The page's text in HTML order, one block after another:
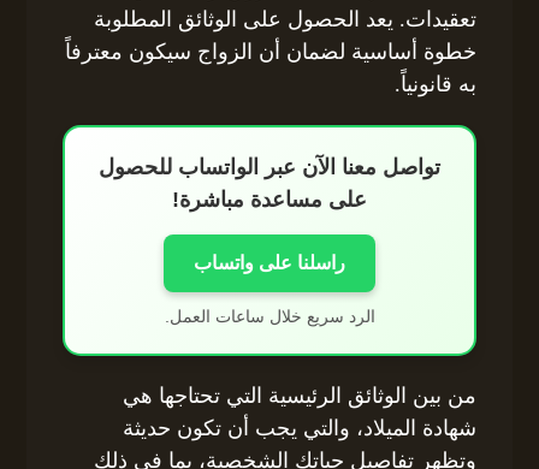
تعقيدات. يعد الحصول على الوثائق المطلوبة
خطوة أساسية لضمان أن الزواج سيكون معترفاً
به قانونياً.
تواصل معنا الآن عبر الواتساب للحصول
على مساعدة مباشرة!
راسلنا على واتساب
الرد سريع خلال ساعات العمل.
من بين الوثائق الرئيسية التي تحتاجها هي
شهادة الميلاد، والتي يجب أن تكون حديثة
وتظهر تفاصيل حياتك الشخصية، بما في ذلك